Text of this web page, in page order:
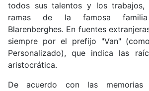
todos sus talentos y los trabajos,
ramas de la famosa
Blarenberghes. En fuentes
siempre por el prefijo "Van"
Personalizado), que indica las
aristocrática.
De acuerdo con las memorias